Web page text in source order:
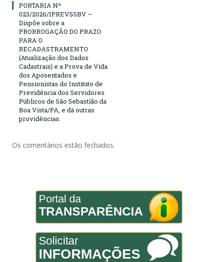
PORTARIA Nº
023/2026/IPREVSSBV –
Dispõe sobre a
PRORROGAÇÃO DO PRAZO
PARA O
RECADASTRAMENTO
(Atualização dos Dados
Cadastrais) e a Prova de Vida
dos Aposentados e
Pensionistas do Instituto de
Previdência dos Servidores
Públicos de São Sebastião da
Boa Vista/PA, e dá outras
providências.
Os comentários estão fechados.
Portal da
TRANSPARÊNCIA
Solicitar
INFORMAÇÕES